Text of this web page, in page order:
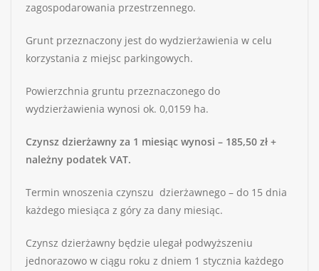
zagospodarowania przestrzennego.
Grunt przeznaczony jest do wydzierżawienia w celu
korzystania z miejsc parkingowych.
Powierzchnia gruntu przeznaczonego do
wydzierżawienia wynosi ok. 0,0159 ha.
Czynsz dzierżawny za 1 miesiąc wynosi – 185,50 zł +
należny podatek VAT.
Termin wnoszenia czynszu dzierżawnego – do 15 dnia
każdego miesiąca z góry za dany miesiąc.
Czynsz dzierżawny będzie ulegał podwyższeniu
jednorazowo w ciągu roku z dniem 1 stycznia każdego